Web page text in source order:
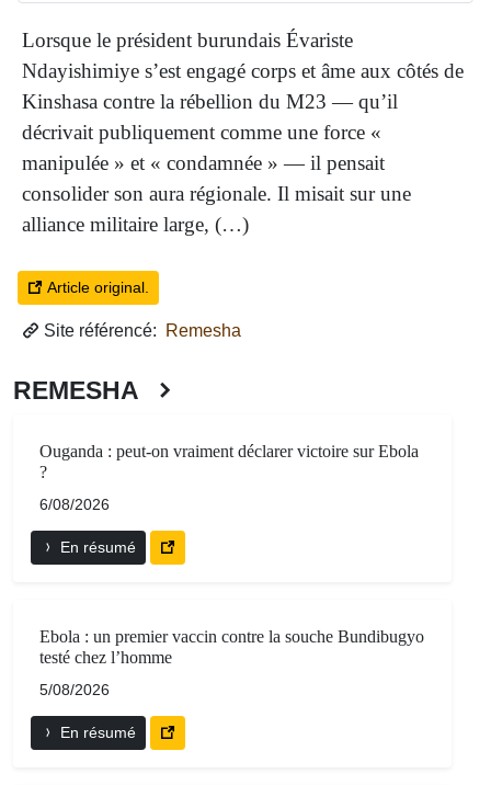
Lorsque le président burundais Évariste
Ndayishimiye s’est engagé corps et âme aux côtés de
Kinshasa contre la rébellion du M23 — qu’il
décrivait publiquement comme une force «
manipulée » et « condamnée » — il pensait
consolider son aura régionale. Il misait sur une
alliance militaire large, (…)
Article original.
Site référencé: Remesha
REMESHA
Ouganda : peut-on vraiment déclarer victoire sur Ebola
?
6/08/2026
En résumé
Ebola : un premier vaccin contre la souche Bundibugyo
testé chez l’homme
5/08/2026
En résumé